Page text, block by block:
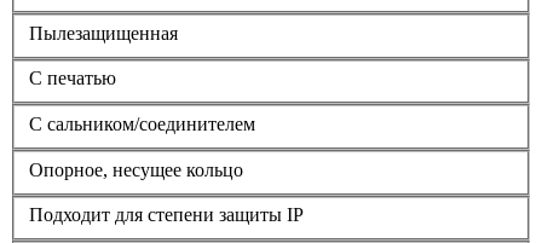
Пылезащищенная
С печатью
С сальником/соединителем
Опорное, несущее кольцо
Подходит для степени защиты IP